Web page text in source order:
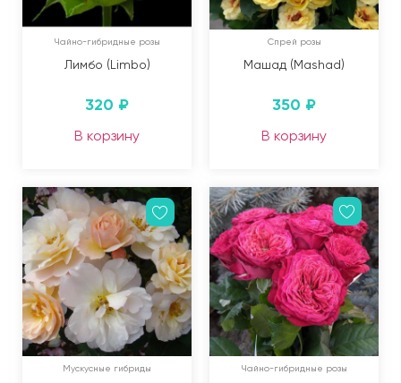
Чайно-гибридные розы
Лимбо (Limbo)
320 ₽
В корзину
Спрей розы
Машад (Mashad)
350 ₽
В корзину
Мускусные гибриды Чайно-гибридные розы